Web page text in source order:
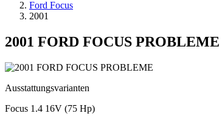
Ford Focus
2001
2001 FORD FOCUS PROBLEME
Ausstattungsvarianten
Focus 1.4 16V (75 Hp)